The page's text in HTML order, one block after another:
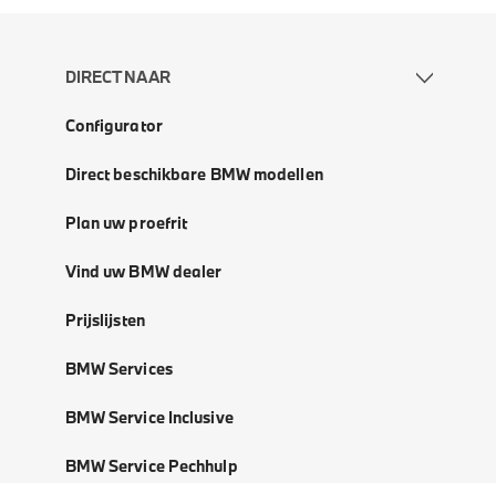
DIRECT NAAR
Configurator
Direct beschikbare BMW modellen
Plan uw proefrit
Vind uw BMW dealer
Prijslijsten
BMW Services
BMW Service Inclusive
BMW Service Pechhulp